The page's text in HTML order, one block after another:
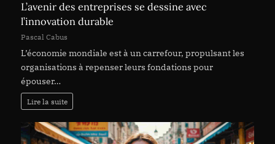
L’avenir des entreprises se dessine avec
l’innovation durable
Pascal Cabus
L’économie mondiale est à un carrefour, propulsant les
organisations à repenser leurs fondations pour
épouser…
Lire la suite